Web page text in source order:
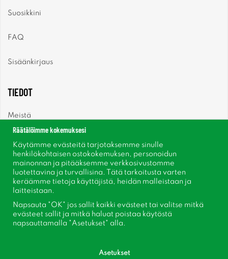
Suosikkini
FAQ
Sisäänkirjaus
TIEDOT
Meistä
Uutiskirje
Tietoja evästeistä
Inspiraatiota
Räätälöimme kokemuksesi
Käytämme evästeitä tarjotaksemme sinulle
henkilökohtaisen ostokokemuksen, personoidun
mainonnan ja pitääksemme verkkosivustomme
luotettavina ja turvallisina. Tätä tarkoitusta varten
keräämme tietoja käyttäjistä, heidän malleistaan ​​ja
laitteistaan.
Napsauta "OK" jos sallit kaikki evästeet tai valitse mitkä
evästeet sallit ja mitkä haluat poistaa käytöstä
napsauttamalla "Asetukset" alla.
Asetukset